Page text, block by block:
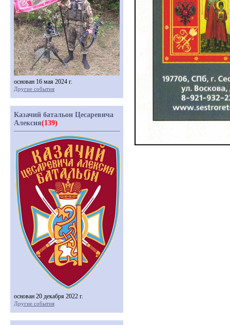
основан 16 мая 2024 г.
Другие события
Казачий батальон Цесаревича
Алексия(139)
основан 20 декабря 2022 г.
Другие события